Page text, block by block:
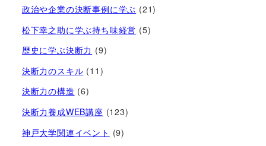
政治や企業の決断事例に学ぶ (21)
松下幸之助に学ぶ持ち味経営 (5)
歴史に学ぶ決断力 (9)
決断力のスキル (11)
決断力の構造 (6)
決断力養成WEB講座 (123)
神戸大学関連イベント (9)